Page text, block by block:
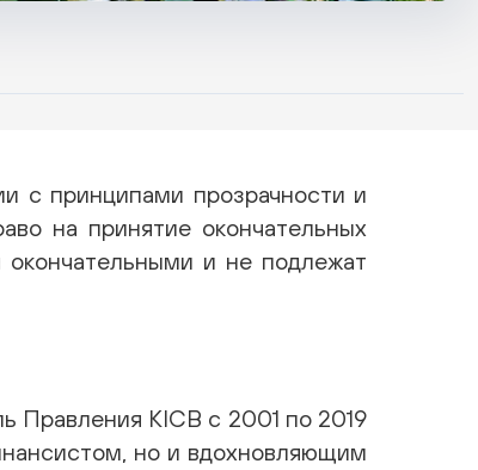
с принципами прозрачности и
на принятие окончательных
и не подлежат
Правления KICB с 2001 по 2019
но и вдохновляющим